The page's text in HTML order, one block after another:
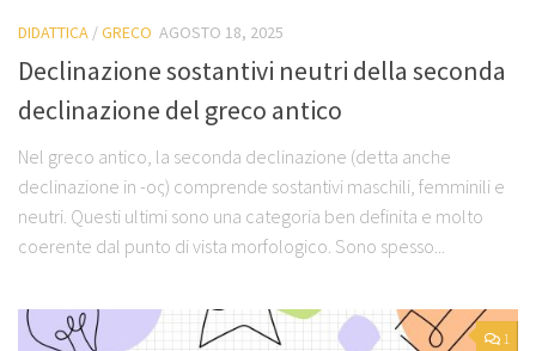
DIDATTICA /GRECO AGOSTO 18, 2025
Declinazione sostantivi neutri della seconda
declinazione del greco antico
Nel greco antico, la seconda declinazione (detta anche
declinazione in -ος) comprende sostantivi maschili, femminili e
neutri. Questi ultimi sono una categoria ben definita e molto
coerente dal punto di vista morfologico. Sono spesso...
1